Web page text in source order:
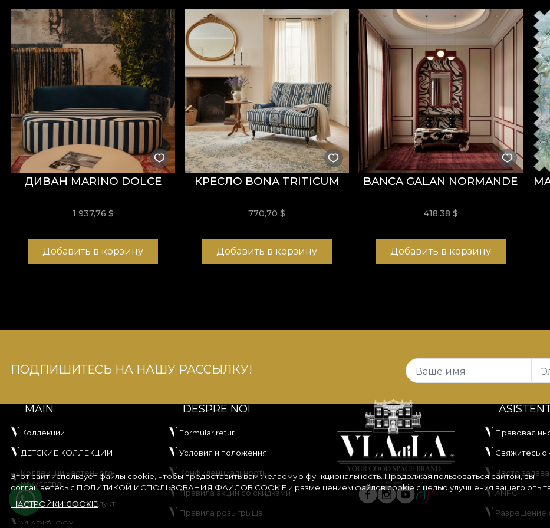
ДИВАН MARINO DOLCE
1 937,76 $
Добавить в корзину
КРЕСЛО BONA TRITICUM
770,70$
Добавить в корзину
BANCA GALAN NORMANDE
418,38 $
Добавить в корзину
Этот сайт использует файлы cookie, чтобы предоставить вам желаемую функциональность. Продолжая пользоваться сайтом, вы
соглашаетесь с ПОЛИТИКОЙ ИСПОЛЬЗОВАНИЯ ФАЙЛОВ COOKIE и размещением файлов cookie с целью улучшения вашего
НАСТРОЙКИ COOKIE
ПОДПИШИТЕСЬ НА НАШУ РАССЫЛКУ! Ваше имя
MAIN
Коллекции
ДЕТСКИЕ КОЛЛЕКЦИИ
Коллекции настенного
искусства
Создайте свой продукт
VLADIØLOGY
DESPRE NOI
Formular retur
Условия и положения
Конфиденциальность
Правила акции со скидками
Правила розыгрыша
Правовая
Свяжитесь с
Часто
ANPC
Разрешение